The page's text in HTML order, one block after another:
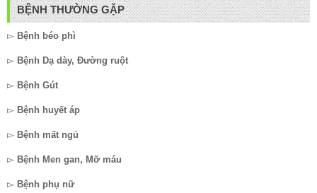
BỆNH THƯỜNG GẶP
▻ Bệnh béo phì
▻ Bệnh Dạ dày, Đường ruột
▻ Bệnh Gút
▻ Bệnh huyết áp
▻ Bệnh mất ngủ
▻ Bệnh Men gan, Mỡ máu
▻ Bệnh phụ nữ